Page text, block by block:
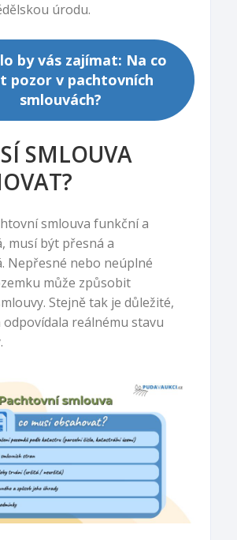
úrodu.
by vás zajímat: Na co
pozor v pachtovních
smlouvách?
SMLOUVA
smlouva funkční a
musí být přesná a
Nepřesné nebo neúplné
může způsobit
Stejně tak je důležité,
odpovídala reálnému stavu